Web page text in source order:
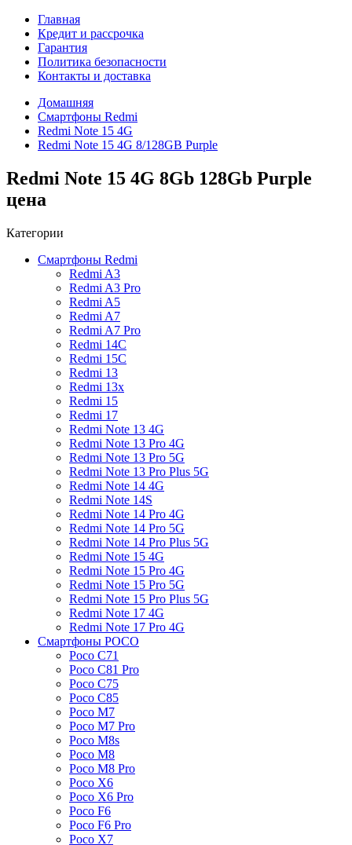
Главная
Кредит и рассрочка
Гарантия
Политика безопасности
Контакты и доставка
Домашняя
Смартфоны Redmi
Redmi Note 15 4G
Redmi Note 15 4G 8/128GB Purple
Redmi Note 15 4G 8Gb 128Gb Purple
цена
Категории
Смартфоны Redmi
Redmi A3
Redmi A3 Pro
Redmi A5
Redmi A7
Redmi A7 Pro
Redmi 14C
Redmi 15C
Redmi 13
Redmi 13x
Redmi 15
Redmi 17
Redmi Note 13 4G
Redmi Note 13 Pro 4G
Redmi Note 13 Pro 5G
Redmi Note 13 Pro Plus 5G
Redmi Note 14 4G
Redmi Note 14S
Redmi Note 14 Pro 4G
Redmi Note 14 Pro 5G
Redmi Note 14 Pro Plus 5G
Redmi Note 15 4G
Redmi Note 15 Pro 4G
Redmi Note 15 Pro 5G
Redmi Note 15 Pro Plus 5G
Redmi Note 17 4G
Redmi Note 17 Pro 4G
Смартфоны POCO
Poco C71
Poco C81 Pro
Poco C75
Poco C85
Poco M7
Poco M7 Pro
Poco M8s
Poco M8
Poco M8 Pro
Poco X6
Poco X6 Pro
Poco F6
Poco F6 Pro
Poco X7